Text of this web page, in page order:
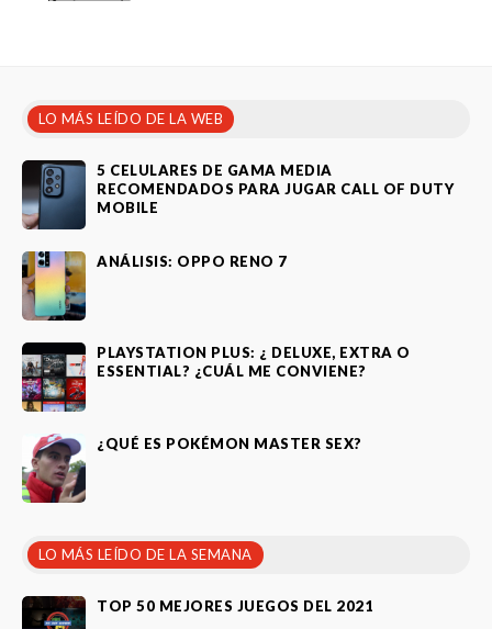
LO MÁS LEÍDO DE LA WEB
5 CELULARES DE GAMA MEDIA
RECOMENDADOS PARA JUGAR CALL OF DUTY
MOBILE
ANÁLISIS: OPPO RENO 7
PLAYSTATION PLUS: ¿ DELUXE, EXTRA O
ESSENTIAL? ¿CUÁL ME CONVIENE?
¿QUÉ ES POKÉMON MASTER SEX?
LO MÁS LEÍDO DE LA SEMANA
TOP 50 MEJORES JUEGOS DEL 2021